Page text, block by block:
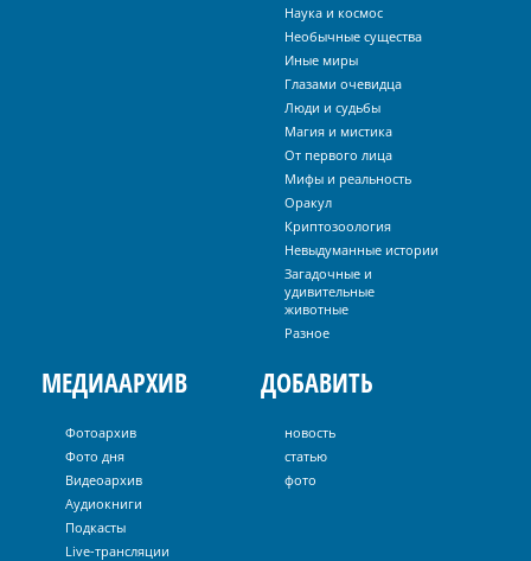
Наука и космос
Необычные существа
Иные миры
Глазами очевидца
Люди и судьбы
Магия и мистика
От первого лица
Мифы и реальность
Оракул
Криптозоология
Невыдуманные истории
Загадочные и
удивительные
животные
Разное
МЕДИААРХИВ
Фотоархив
Фото дня
Видеоархив
Аудиокниги
Подкасты
Live-трансляции
ДОБАВИТЬ
новость
статью
фото